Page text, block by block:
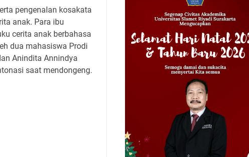
pengenalan kosakata
anak. Para ibu
cerita anak berbahasa
dua mahasiswa Prodi
Anindita Annindya
saat mendongeng.